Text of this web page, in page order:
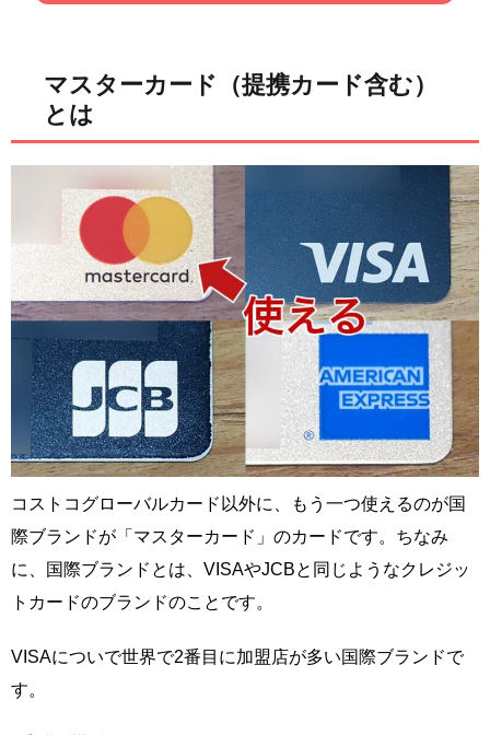
マスターカード（提携カード含む）
とは
コストコグローバルカード以外に、もう一つ使えるのが国
際ブランドが「マスターカード」のカードです。ちなみ
に、国際ブランドとは、VISAやJCBと同じようなクレジッ
トカードのブランドのことです。
VISAについで世界で2番目に加盟店が多い国際ブランドで
す。